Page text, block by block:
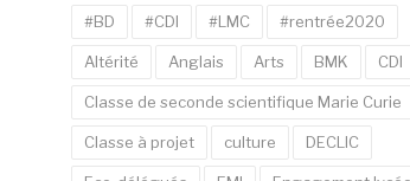
#BD #CDI #LMC #rentrée2020
Altérité Anglais Arts BMK CDI
Classe de seconde scientifique Marie Curie
Classe à projet culture DECLIC